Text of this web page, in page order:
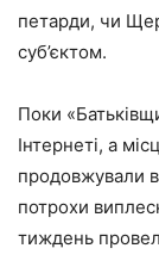
петарди, чи
суб’єктом.
Поки
Інтернеті, а
продовжували
потрохи
тиждень